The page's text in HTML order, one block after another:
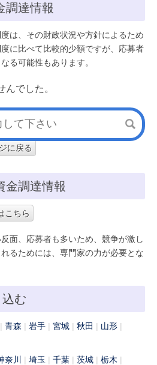
調達情報
は、その財政状況や方針によるため
に比べて比較的少額ですが、応募者
る可能性もあります。
でした。
に戻る
金調達情報
こちら
面、応募者も多いため、競争が激し
るためには、専門家の力が必要とな
む
青森 岩手 宮城 秋田
山形
奈川 埼玉 千葉 茨城
栃木